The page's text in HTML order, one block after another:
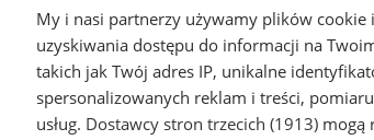
My i nasi partnerzy używamy plików
uzyskiwania dostępu do informacji na
takich jak Twój adres IP, unikalne
spersonalizowanych reklam i treści,
usług. Dostawcy stron trzecich (1913) mogą